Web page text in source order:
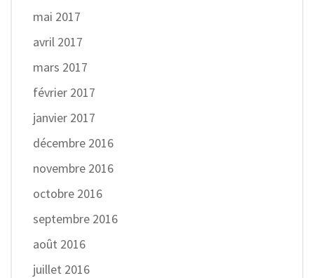
mai 2017
avril 2017
mars 2017
février 2017
janvier 2017
décembre 2016
novembre 2016
octobre 2016
septembre 2016
août 2016
juillet 2016